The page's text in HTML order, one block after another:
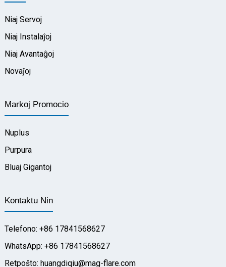
Niaj Servoj
Niaj Instalaĵoj
Niaj Avantaĝoj
Novaĵoj
Markoj Promocio
Nuplus
Purpura
Bluaj Gigantoj
Kontaktu Nin
Telefono: +86 17841568627
WhatsApp: +86 17841568627
Retpoŝto: huangdiqiu@mag-flare.com